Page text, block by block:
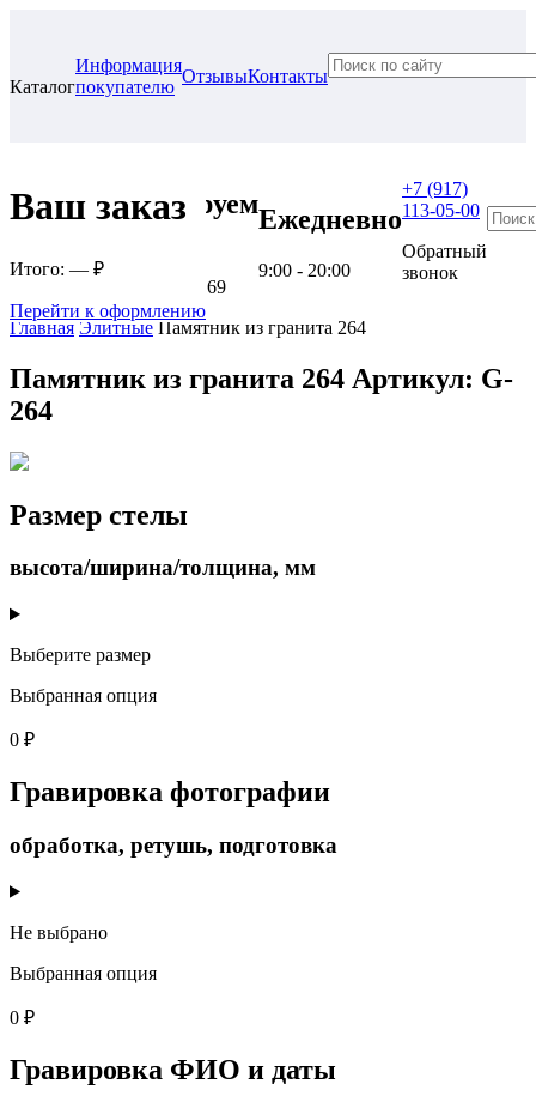
Каталог
Информация
покупателю
ОтзывыКонтакты
Ваш заказ
Итого: — ₽
Перейти к оформлению
Проконсультируем
г. Самара, ул. Гагарина, 69
Ежедневно
9:00 - 20:00
+7 (917)
113-05-00
Обратный
звонок
Главная Элитные Памятник из гранита 264
Памятник из гранита 264 Артикул: G-
264
Размер стелы
высота/ширина/толщина, мм
Выберите размер
Выбранная опция
0 ₽
Гравировка фотографии
обработка, ретушь, подготовка
Не выбрано
Выбранная опция
0 ₽
Гравировка ФИО и даты